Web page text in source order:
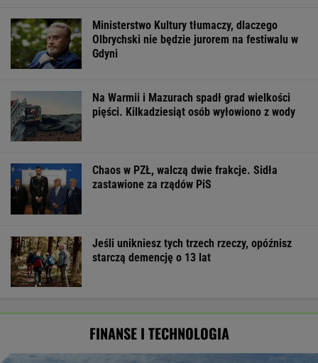
Ministerstwo Kultury tłumaczy, dlaczego
Olbrychski nie będzie jurorem na festiwalu w
Gdyni
Na Warmii i Mazurach spadł grad wielkości
pięści. Kilkadziesiąt osób wyłowiono z wody
Chaos w PZŁ, walczą dwie frakcje. Sidła
zastawione za rządów PiS
Jeśli unikniesz tych trzech rzeczy, opóźnisz
starczą demencję o 13 lat
FINANSE I TECHNOLOGIA